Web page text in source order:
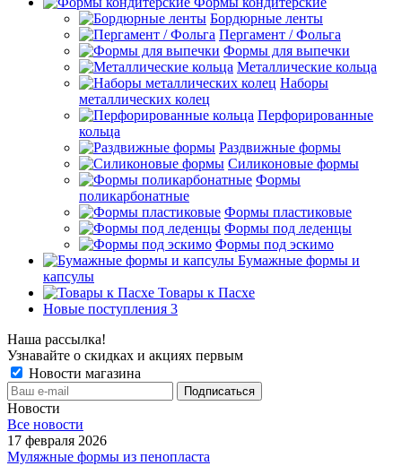
Бордюрные ленты
Пергамент / Фольга
Формы для выпечки
Металлические кольца
Наборы
металлических колец
Перфорированные
кольца
Раздвижные формы
Силиконовые формы
Формы
поликарбонатные
Формы пластиковые
Формы под леденцы
Формы под эскимо
Бумажные формы и
капсулы
Товары к Пасхе
Новые поступления 3
Наша рассылка!
Узнавайте о скидках и акциях первым
Новости магазина
Новости
Все новости
17 февраля 2026
Муляжные формы из пенопласта